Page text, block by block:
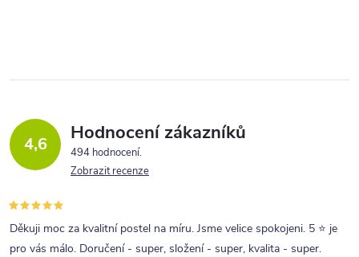
4,6 Hodnocení zákazníků
494 hodnocení
Zobrazit recenze
Děkuji moc za kvalitní postel na míru. Jsme velice spokojeni. 5 ⭐ je
pro vás málo. Doručení - super, složení - super, kvalita - super.